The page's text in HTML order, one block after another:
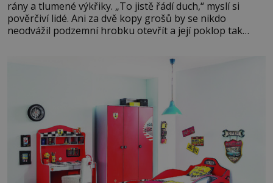
rány a tlumené výkřiky. „To jistě řádí duch,“ myslí si
pověrčiví lidé. Ani za dvě kopy grošů by se nikdo
neodvážil podzemní hrobku otevřít a její poklop tak